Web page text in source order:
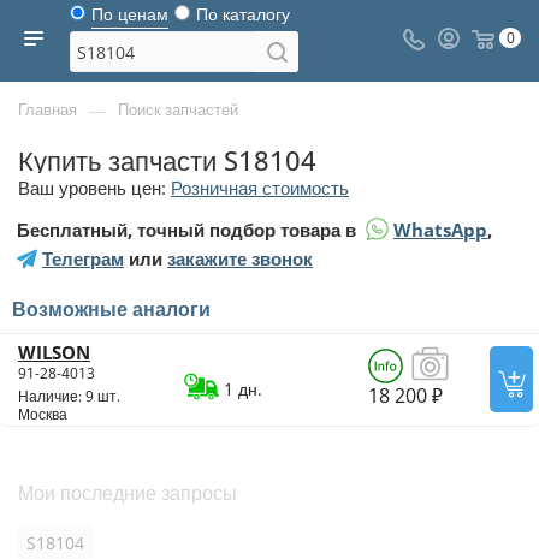
По ценам По каталогу
0
Главная — Поиск запчастей
Купить запчасти S18104
Ваш уровень цен: Розничная стоимость
Бесплатный, точный подбор товара в
WhatsApp,
Телеграм или закажите звонок
Возможные аналоги
WILSON
91-28-4013
Наличие: 9 шт.
Москва
1 дн. 18 200 ₽
Мои последние запросы
S18104